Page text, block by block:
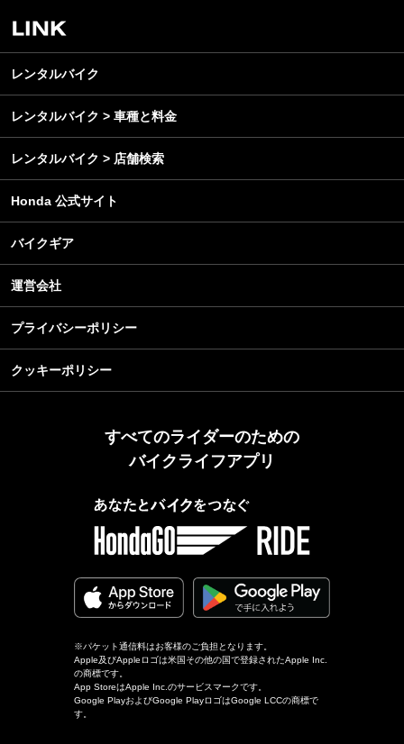
レンタルバイク
レンタルバイク
レンタルバイク > 車種と料金
レンタルバイク > 店舗検索
Honda 公式サイト
バイクギア
運営会社
プライバシーポリシー
クッキーポリシー
すべてのライダーのための
バイクライフアプリ
※パケット通信料はお客様のご負担となります。
Apple及びAppleロゴは米国その他の国で登録されたApple Inc.
の商標です。
App StoreはApple Inc.のサービスマークです。
Google PlayおよびGoogle PlayロゴはGoogle LCCの商標で
す。